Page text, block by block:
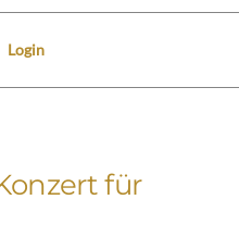
Login
für